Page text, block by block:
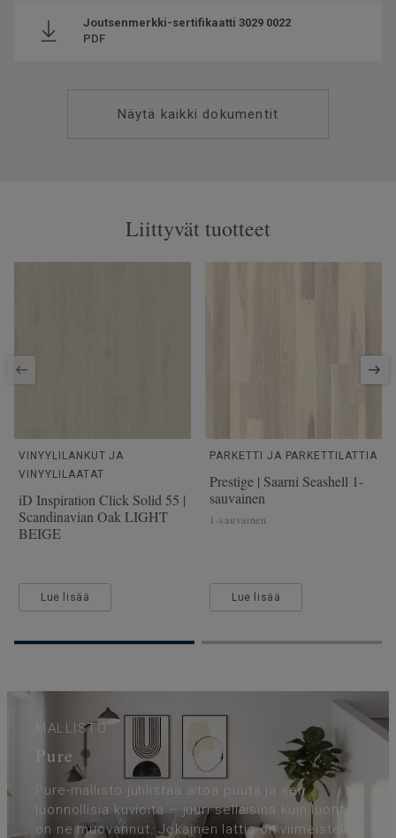
Joutsenmerkki-sertifikaatti 3029 0022
PDF
Näytä kaikki dokumentit
Liittyvät tuotteet
VINYYLILANKUT JA
VINYYLILAATAT
iD Inspiration Click Solid 55 |
Scandinavian Oak LIGHT
BEIGE
Lue lisää
PARKETTI JA PARKETTILATTIA
Prestige | Saarni Seashell 1-
sauvainen
1-sauvainen
Lue lisää
MALLISTO
Pure
Pure-mallisto juhlistaa aitoa puuta ja sen
luonnollisia kuvioita – juuri sellaisina kuin luonto
on ne muovannut. Jokainen lattia on viimeistelty